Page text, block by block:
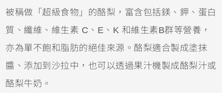
被稱做「超級食物」的酪梨，富含包括鎂、鉀、蛋白
質、纖維、維生素 C、E、K 和維生素B群等營養，
亦為單不飽和脂肪的絕佳來源。酪梨適合製成塗抹
醬、添加到沙拉中，也可以透過果汁機製成酪梨汁或
酪梨牛奶。